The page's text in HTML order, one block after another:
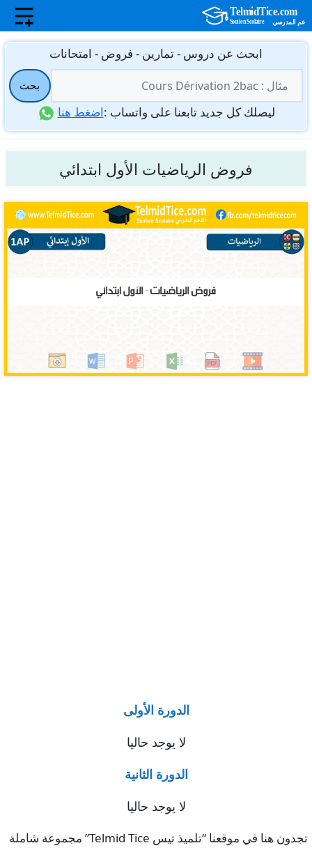
انتقل
المحتوى
ابحث عن دروس - تمارين - فروض - امتحانات
عن:
بحث
ليصلك كل جديد تابعنا على واتساب :اضغط هنا
فروض الرياضيات الأول ابتدائي
الدورة الأولى
لا يوجد حاليا
الدورة الثانية
لا يوجد حاليا
تجدون هنا في موقعنا “تلميذ تيس Telmid Tice” مجموعة شاملة